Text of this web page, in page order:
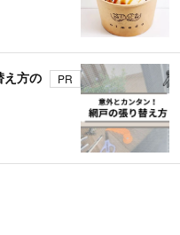
え方の
PR